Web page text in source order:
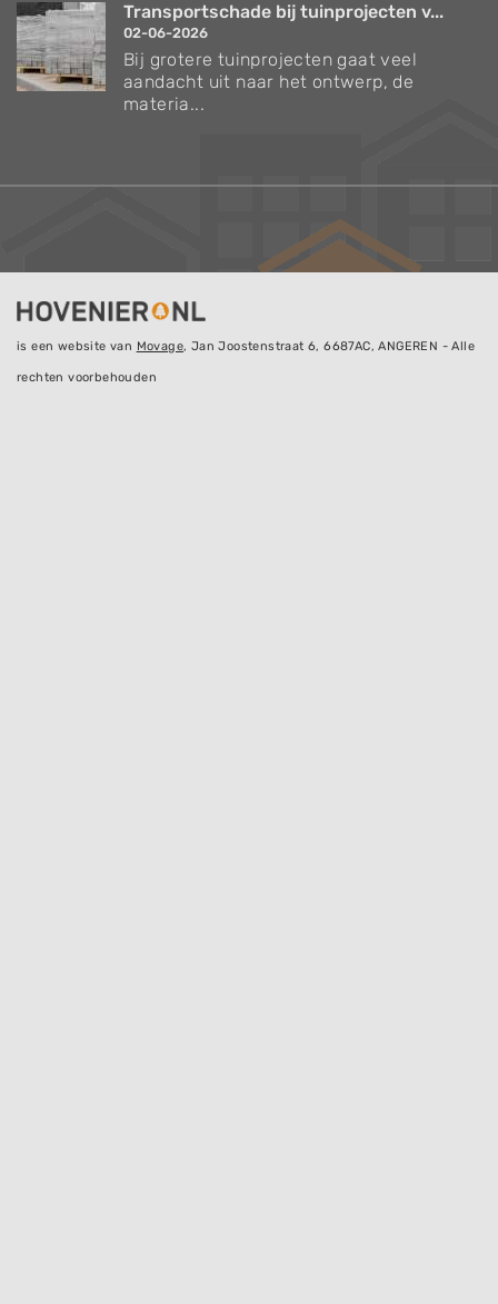
Transportschade bij tuinprojecten v...
02-06-2026
Bij grotere tuinprojecten gaat veel
aandacht uit naar het ontwerp, de
materia...
is een website van Movage, Jan Joostenstraat 6, 6687AC, ANGEREN - Alle
rechten voorbehouden